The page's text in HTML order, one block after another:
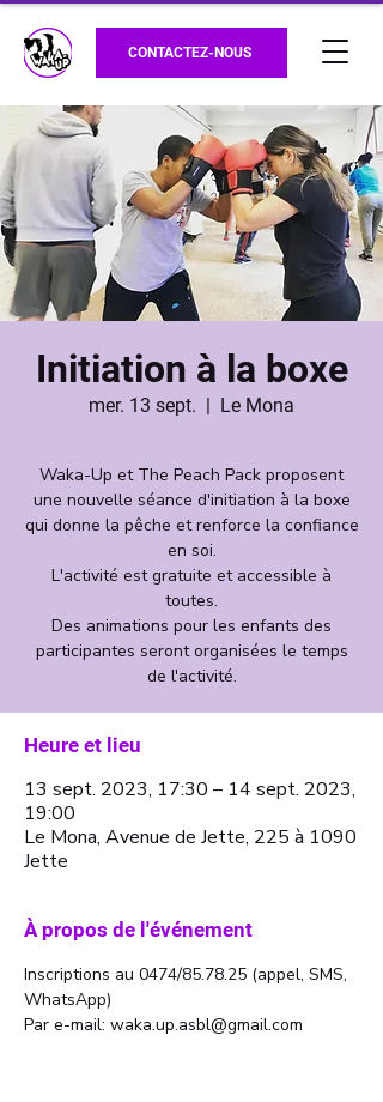
CONTACTEZ-NOUS
Initiation à la boxe
mer. 13 sept.
  |
Le Mona
Waka-Up et The Peach Pack proposent
une nouvelle séance d'initiation à la boxe
qui donne la pêche et renforce la confiance
en soi.
L'activité est gratuite et accessible à
toutes.
Des animations pour les enfants des
participantes seront organisées le temps
de l'activité.
Heure et lieu
13 sept. 2023, 17:30 – 14 sept. 2023,
19:00
Le Mona, Avenue de Jette, 225 à 1090
Jette
À propos de l'événement
Inscriptions au 0474/85.78.25 (appel, SMS,
WhatsApp)
Par e-mail: waka.up.asbl@gmail.com